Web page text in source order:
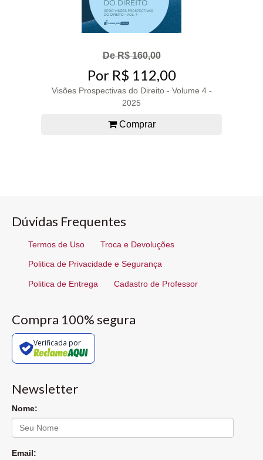
De R$ 160,00
Por R$ 112,00
Visões Prospectivas do Direito - Volume 4 -
2025
Comprar
Dúvidas Frequentes
Termos de Uso Troca e Devoluções
Politica de Privacidade e Segurança
Politica de Entrega Cadastro de Professor
Compra 100% segura
Verificada por
Newsletter
Nome:
Email: